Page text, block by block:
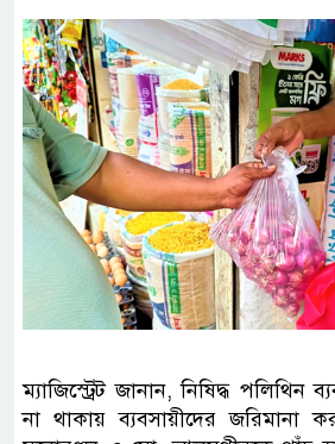
ম্যাজিস্ট্রেট জানান, নিষিদ্ধ পলিথিন
না থাকায় ব্যবসায়ীদের জরিমানা